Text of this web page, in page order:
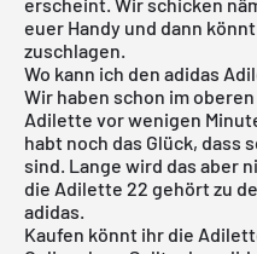
euer Handy und dann
zuschlagen.
Wo kann ich den adidas
Wir haben schon im
Adilette vor wenigen
habt noch das Glück, dass
sind. Lange wird das aber
die Adilette 22 gehört zu
adidas.
Kaufen könnt ihr die